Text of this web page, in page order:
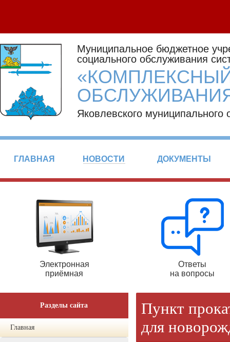
Муниципальное бюджетное
социального обслуживания
Яковлевского муниципального
ГЛАВНАЯ НОВОСТИ ДОКУМЕНТЫ
Электронная
приёмная
Ответы
на вопросы
Разделы сайта
Главная
Пункт
для